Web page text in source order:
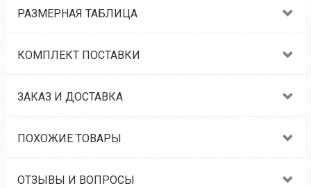
РАЗМЕРНАЯ ТАБЛИЦА
КОМПЛЕКТ ПОСТАВКИ
ЗАКАЗ И ДОСТАВКА
ПОХОЖИЕ ТОВАРЫ
ОТЗЫВЫ И ВОПРОСЫ